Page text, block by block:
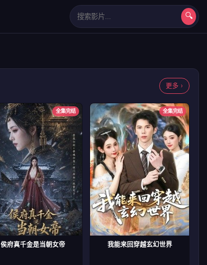
🔍
更多 ›
全集完结
侯府真千金是当朝女帝
全集完结
我能来回穿越玄幻世界